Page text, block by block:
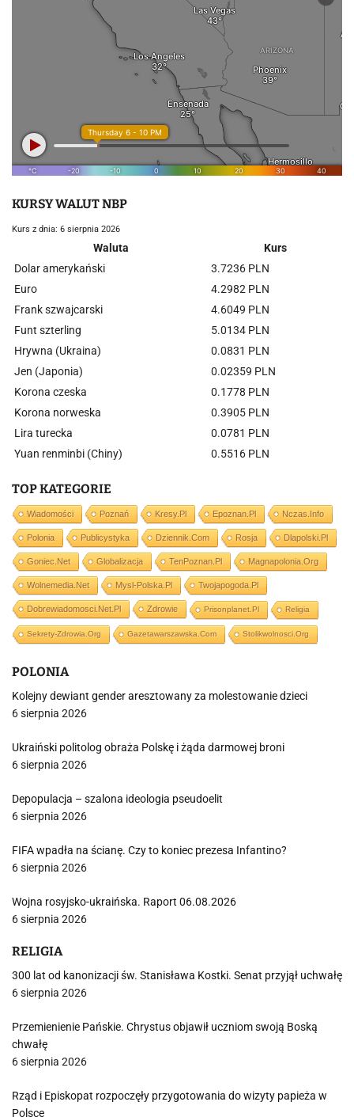
KURSY WALUT NBP
Kurs z dnia: 6 sierpnia 2026
Waluta
Kurs
Dolar amerykański
3.7236 PLN
Euro
4.2982 PLN
Frank szwajcarski
4.6049 PLN
Funt szterling
5.0134 PLN
Hrywna (Ukraina)
0.0831 PLN
Jen (Japonia)
0.02359 PLN
Korona czeska
0.1778 PLN
Korona norweska
0.3905 PLN
Lira turecka
0.0781 PLN
Yuan renminbi (Chiny)
0.5516 PLN
TOP KATEGORIE
Wiadomości Poznań Kresy.pl Epoznan.pl Nczas.info
Polonia Publicystyka Dziennik.com Rosja Dlapolski.pl
Goniec.net Globalizacja TenPoznan.pl Magnapolonia.org
Wolnemedia.net Mysl-Polska.pl Twojapogoda.pl
Dobrewiadomosci.net.pl Zdrowie Prisonplanet.pl Religia
Sekrety-Zdrowia.org Gazetawarszawska.com Stolikwolnosci.org
POLONIA
Kolejny dewiant gender aresztowany za molestowanie dzieci
6 sierpnia 2026
Ukraiński politolog obraża Polskę i żąda darmowej broni
6 sierpnia 2026
Depopulacja – szalona ideologia pseudoelit
6 sierpnia 2026
FIFA wpadła na ścianę. Czy to koniec prezesa Infantino?
6 sierpnia 2026
Wojna rosyjsko-ukraińska. Raport 06.08.2026
6 sierpnia 2026
RELIGIA
300 lat od kanonizacji św. Stanisława Kostki. Senat przyjął uchwałę
6 sierpnia 2026
Przemienienie Pańskie. Chrystus objawił uczniom swoją Boską
chwałę
6 sierpnia 2026
Rząd i Episkopat rozpoczęły przygotowania do wizyty papieża w
Polsce